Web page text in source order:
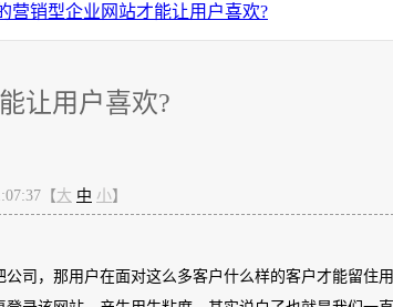
营销型企业网站才能让用户喜欢?
让用户喜欢?
【大 中 小】
司，那用户在面对这么多客户什么样的客户才能留住